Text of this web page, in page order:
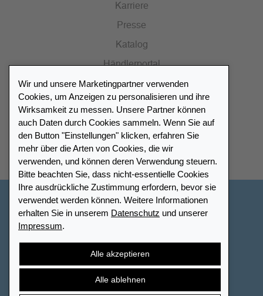
Karriere
Presse
Katalog
Händlerportal
Händlerverzeichnis
Meinen Leuchtturm Händler finden
Wir und unsere Marketingpartner verwenden
Cookies, um Anzeigen zu personalisieren und ihre
Wirksamkeit zu messen. Unsere Partner können
auch Daten durch Cookies sammeln. Wenn Sie auf
den Button "Einstellungen" klicken, erfahren Sie
mehr über die Arten von Cookies, die wir
verwenden, und können deren Verwendung steuern.
Bitte beachten Sie, dass nicht-essentielle Cookies
Ihre ausdrückliche Zustimmung erfordern, bevor sie
verwendet werden können. Weitere Informationen
erhalten Sie in unserem Datenschutz und unserer
Impressum.
Alle akzeptieren
Alle ablehnen
Deutschland
Cookie-Einstellungen
Widerrufsbelehrung Vertrag widerrufen